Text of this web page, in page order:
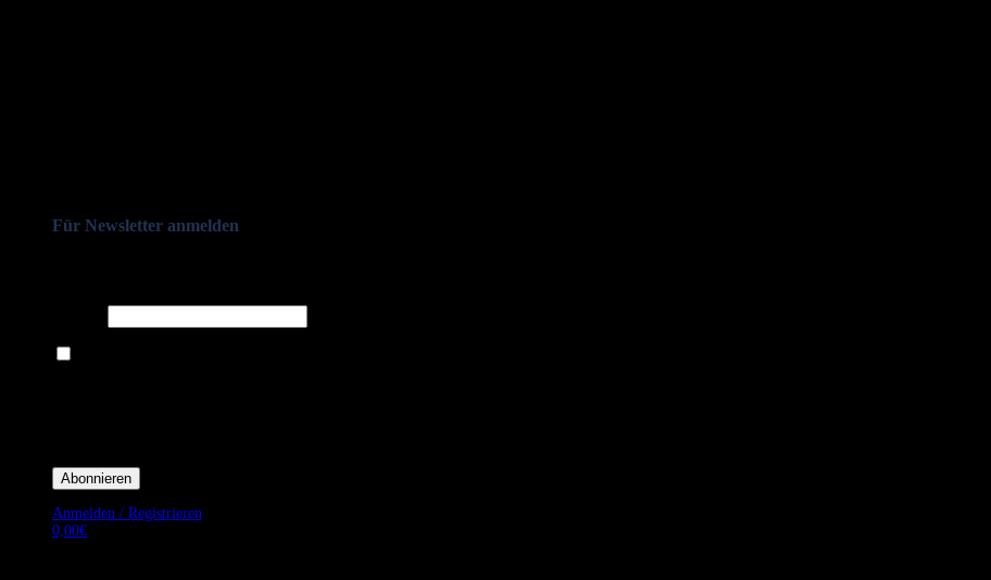
Für Newsletter anmelden
Anmelden / Registrieren
0,00€